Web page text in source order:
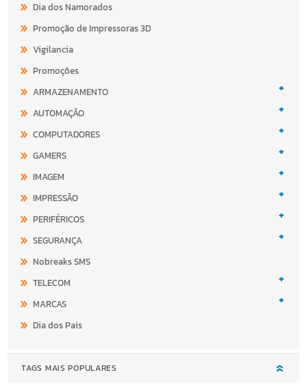
Dia dos Namorados
Promoção de Impressoras 3D
Vigilancia
Promoções
ARMAZENAMENTO
+
AUTOMAÇÃO +
COMPUTADORES +
GAMERS +
IMAGEM +
IMPRESSÃO +
PERIFÉRICOS +
SEGURANÇA +
Nobreaks SMS
TELECOM
+
MARCAS +
Dia dos Pais
TAGS MAIS POPULARES